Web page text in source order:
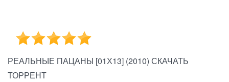
РЕАЛЬНЫЕ ПАЦАНЫ [01Х13] (2010) СКАЧАТЬ
ТОРРЕНТ